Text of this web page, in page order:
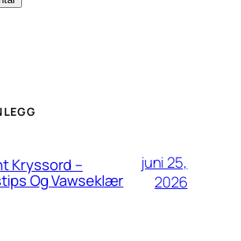
Kryssord –
Og Vawseklær
juni 25,
2026